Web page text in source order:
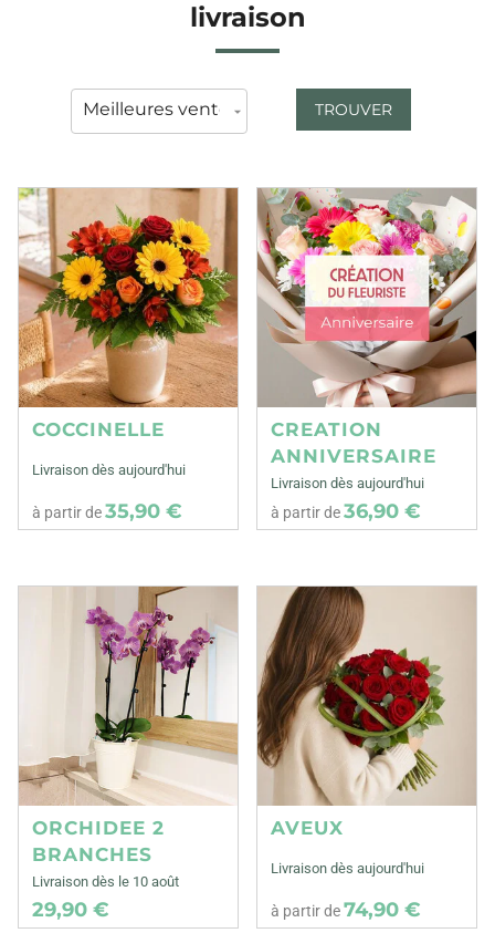
livraison
TROUVER
COCCINELLE
Livraison dès aujourd'hui
à partir de35,90 €
CREATION
ANNIVERSAIRE
Livraison dès aujourd'hui
à partir de36,90 €
ORCHIDEE 2
BRANCHES
Livraison dès le 10 août
29,90 €
AVEUX
Livraison dès aujourd'hui
à partir de74,90 €